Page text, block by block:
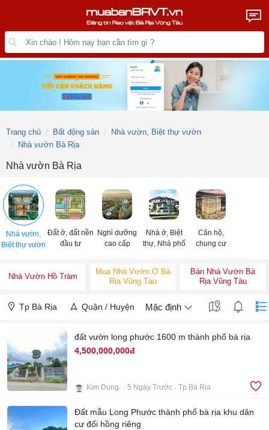
Trang chủ Bất động sản
Nhà vườn, Biệt thự vườn
Nhà vườn Bà Rịa
Nhà vườn Bà Rịa
Nhà vườn,
Biệt thự vườn
Đất ở, đất nền
đầu tư
Nghỉ dưỡng
cao cấp
Nhà ở, Biệt
thự, Nhà phố
Căn hộ,
chung cư
Nhà Vườn Hồ Tràm
Mua Nhà Vườn Ở Bà
Rịa Vũng Tàu
Bán Nhà Vườn Bà
Rịa Vũng Tàu
Tp Bà Rịa Quận / Huyện Mặc định
đất vườn long phước 1600 m thành phố bà rịa
4,500,000,000đ
Kim Dung 5 Ngày Trước Tp Bà Rịa
Đất mẫu Long Phước thành phố bà rịa khu dân
cư đổi hồng riêng